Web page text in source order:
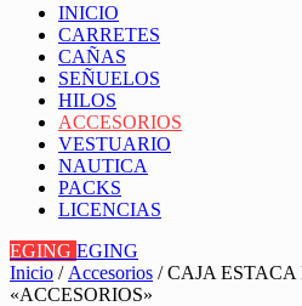
INICIO
CARRETES
CAÑAS
SEÑUELOS
HILOS
ACCESORIOS
VESTUARIO
NAUTICA
PACKS
LICENCIAS
EGING EGING
Inicio / Accesorios / CAJA ESTACA
«ACCESORIOS»